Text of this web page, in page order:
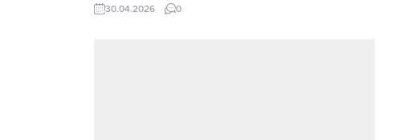
alındı. Yeni düzenleme ile birlikte trafik ihlallerinde
30.04.2026 0